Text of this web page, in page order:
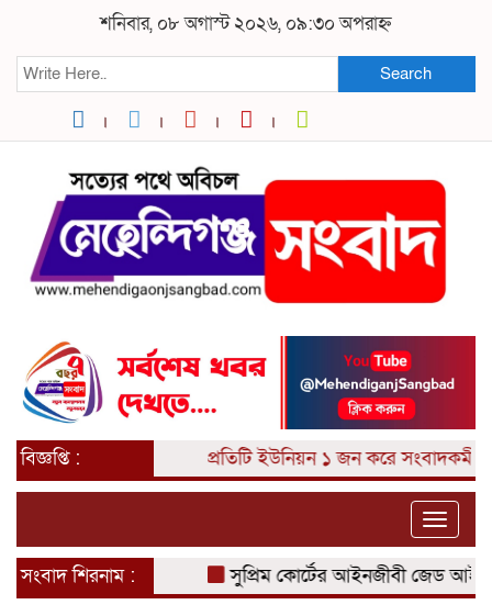
শনিবার, ০৮ অগাস্ট ২০২৬, ০৯:৩০ অপরাহ্ন
Search
বিজ্ঞপ্তি : প্রতিটি ইউনিয়ন ১ জন করে সংবাদকর্মী
Toggle
সংবাদ শিরনাম :
সুপ্রিম কোর্টের আইনজীবী জেড আই খান